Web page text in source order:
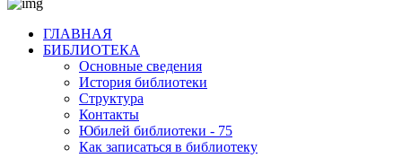
ГЛАВНАЯ
БИБЛИОТЕКА
Основные сведения
История библиотеки
Структура
Контакты
Юбилей библиотеки - 75
Как записаться в библиотеку